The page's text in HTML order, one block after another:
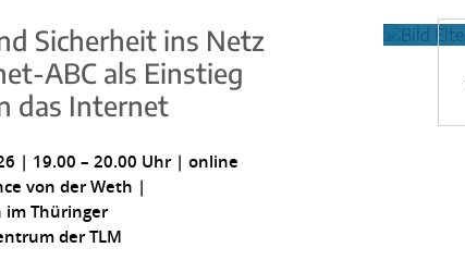
Sicherheit ins Netz
ABC als Einstieg
das Internet
| 19.00 – 20.00 Uhr | online
von der Weth |
im Thüringer
der TLM